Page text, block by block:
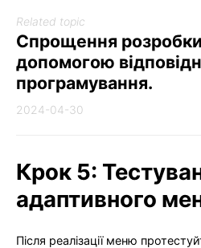
Related topic
Спрощення
допомогою
програмування.
2024-04-30
Крок 5:
адаптивного
Після реалізації меню